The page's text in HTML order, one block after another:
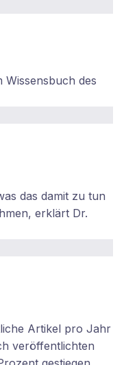
Wissensbuch des
das damit zu tun
erklärt Dr.
Artikel pro Jahr
veröffentlichten